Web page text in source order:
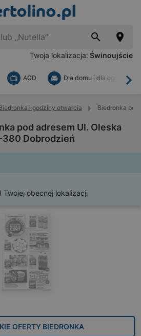
Twoja lokalizacja: Świnoujście
AGD Dla domu i dla ogrodu
i godziny otwarcia Biedronka
pod adresem Ul. Oleska
Dobrodzień
Twojej obecnej lokalizacji
OFERTY BIEDRONKA